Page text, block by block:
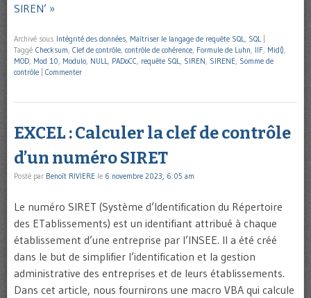
SIREN’ »
Archivé sous Intégrité des données, Maîtriser le langage de requête SQL, SQL
Taggé Checksum, Clef de contrôle, contrôle de cohérence, Formule de Luhn, IIF, Mid(),
MOD, Mod 10, Modulo, NULL, PADoCC, requête SQL, SIREN, SIRENE, Somme de
contrôle
Commenter
EXCEL : Calculer la clef de contrôle
d’un numéro SIRET
Posté par Benoît RIVIERE le 6 novembre 2023, 6:05 am
Le numéro SIRET (Système d’Identification du Répertoire
des ETablissements) est un identifiant attribué à chaque
établissement d’une entreprise par l’INSEE. Il a été créé
dans le but de simplifier l’identification et la gestion
administrative des entreprises et de leurs établissements.
Dans cet article, nous fournirons une macro VBA qui calcule